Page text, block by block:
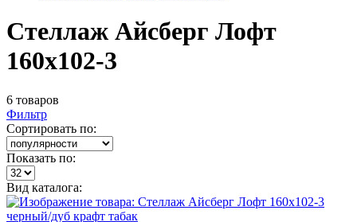
Стеллаж Айсберг Лофт
160х102-3
6 товаров
Фильтр
Сортировать по:
Показать по:
Вид каталога: